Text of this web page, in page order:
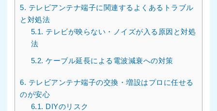
5. テレビアンテナ端子に関連するよくあるトラブル
と対処法
5.1. テレビが映らない・ノイズが入る原因と対処
法
5.2. ケーブル延長による電波減衰への対策
6. テレビアンテナ端子の交換・増設はプロに任せる
のが安心
6.1. DIYのリスク